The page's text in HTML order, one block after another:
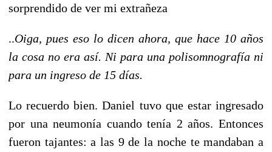
sorprendido de ver mi extrañeza
..Oiga, pues eso lo dicen ahora, que hace 10 años
la cosa no era así. Ni para una polisomnografía ni
para un ingreso de 15 días.
Lo recuerdo bien. Daniel tuvo que estar ingresado
por una neumonía cuando tenía 2 años. Entonces
fueron tajantes: a las 9 de la noche te mandaban a